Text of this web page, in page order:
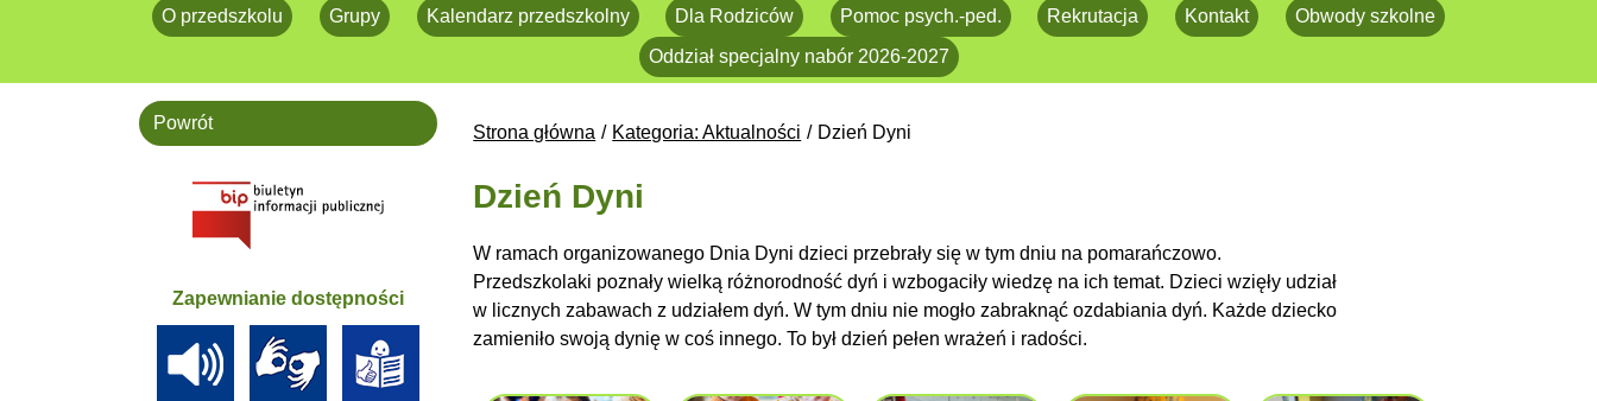
O przedszkolu Grupy Kalendarz przedszkolny Dla Rodziców Pomoc psych.-ped. Rekrutacja Kontakt
Obwody szkolne
Oddział specjalny nabór 2026-2027
Strona główna Kategoria: Aktualności Dzień Dyni
Dzień Dyni
W ramach organizowanego Dnia Dyni dzieci przebrały się w tym dniu na pomarańczowo.
Przedszkolaki poznały wielką różnorodność dyń i wzbogaciły wiedzę na ich temat. Dzieci wzięły udział
w licznych zabawach z udziałem dyń. W tym dniu nie mogło zabraknąć ozdabiania dyń. Każde dziecko
zamieniło swoją dynię w coś innego. To był dzień pełen wrażeń i radości.
Powrót
Zapewnianie dostępności